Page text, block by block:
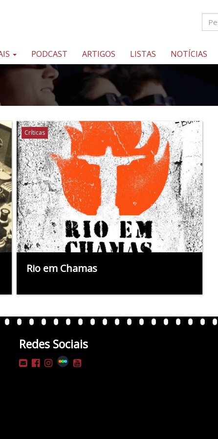
PODCAST ARTIGOS LISTAS NOTÍCIAS
Críticas
Rio em Chamas
Redes Sociais